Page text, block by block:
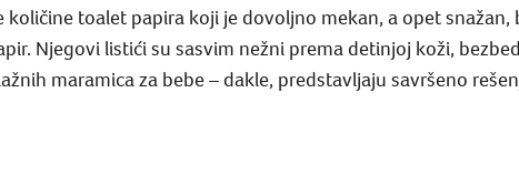
količine toalet papira koji je dovoljno mekan, a opet snažan,
Njegovi listići su sasvim nežni prema detinjoj koži,
maramica za bebe – dakle, predstavljaju savršeno